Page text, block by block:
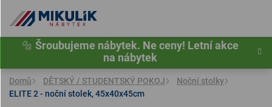
obsah
🔩 Šroubujeme nábytek. Ne ceny! Letní akce
na nábytek
Domů DĚTSKÝ / STUDENTSKÝ POKOJ
Noční stolky
ELITE 2 - noční stolek, 45x40x45cm